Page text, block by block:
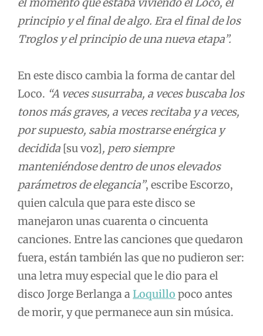
principio y el final de algo. Era el final de los
Troglos y el principio de una nueva etapa”.
En este disco cambia la forma de cantar del
Loco. “A veces susurraba, a veces buscaba los
tonos más graves, a veces recitaba y a veces,
por supuesto, sabia mostrarse enérgica y
decidida [su voz], pero siempre
manteniéndose dentro de unos elevados
parámetros de elegancia”, escribe Escorzo,
quien calcula que para este disco se
manejaron unas cuarenta o cincuenta
canciones. Entre las canciones que quedaron
fuera, están también las que no pudieron ser:
una letra muy especial que le dio para el
disco Jorge Berlanga aLoquillo poco antes
de morir, y que permanece aun sin música.